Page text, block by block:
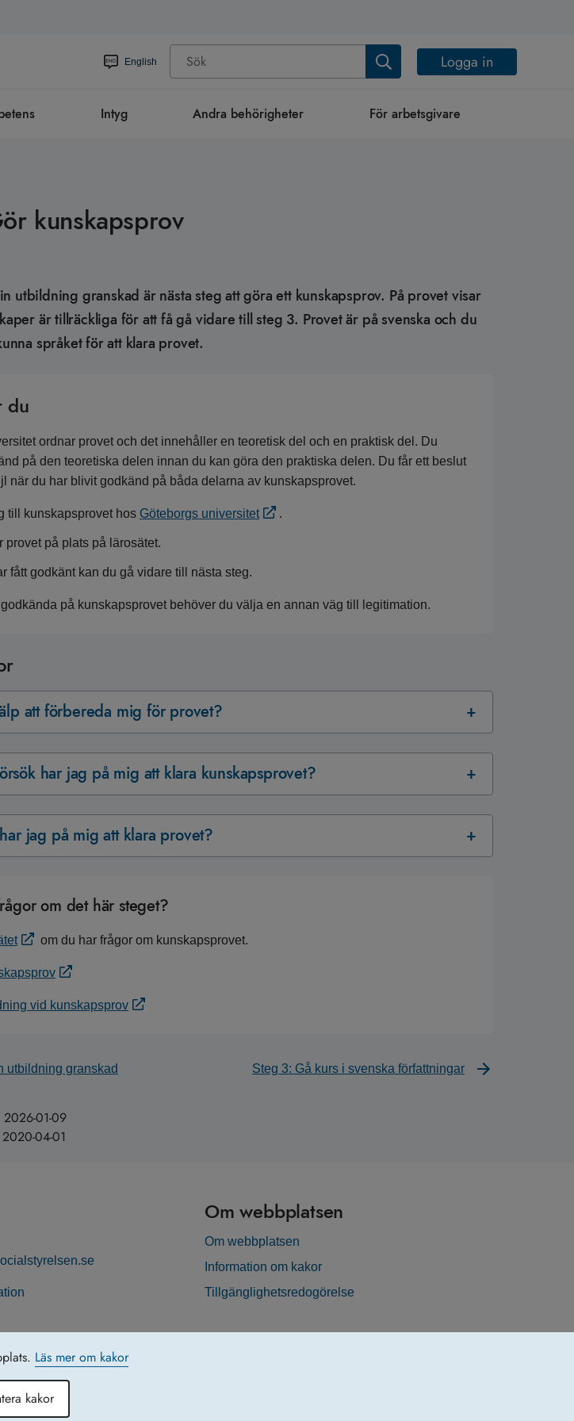
Läs mer om kakor
kakor
English Logga in
Intyg Andra behörigheter För arbetsgivare
kunskapsprov
utbildning granskad är nästa steg att göra ett kunskapsprov. På provet visar
är tillräckliga för att få gå vidare till steg 3. Provet är på svenska och du
språket för att klara provet.
du
ordnar provet och det innehåller en teoretisk del och en praktisk del. Du
på den teoretiska delen innan du kan göra den praktiska delen. Du får ett beslut
när du har blivit godkänd på båda delarna av kunskapsprovet.
till kunskapsprovet hos Göteborgs universitet .
provet på plats på lärosätet.
fått godkänt kan du gå vidare till nästa steg.
på kunskapsprovet behöver du välja en annan väg till legitimation.
att förbereda mig för provet?
har jag på mig att klara kunskapsprovet?
jag på mig att klara provet?
om det här steget?
om du har frågor om kunskapsprovet.
vid kunskapsprov
utbildning granskad
Steg 3: Gå kurs i svenska författningar
2026-01-09
2020-04-01
Om webbplatsen
Om webbplatsen
Information om kakor
Tillgänglighetsredogörelse